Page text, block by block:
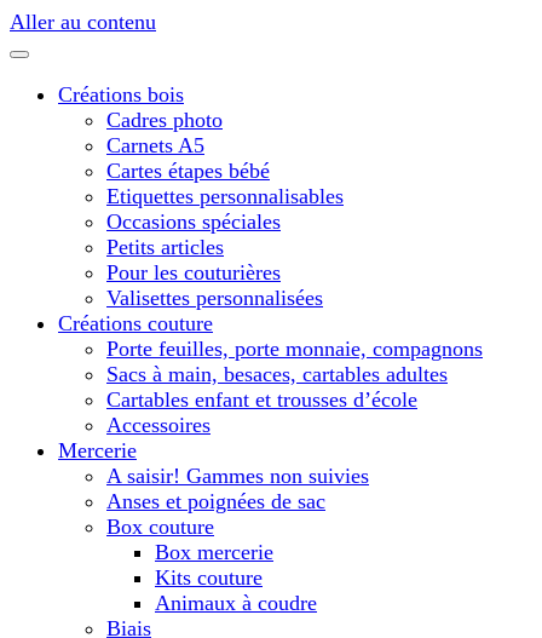
Aller au contenu
Créations bois
Cadres photo
Carnets A5
Cartes étapes bébé
Etiquettes personnalisables
Occasions spéciales
Petits articles
Pour les couturières
Valisettes personnalisées
Créations couture
Porte feuilles, porte monnaie, compagnons
Sacs à main, besaces, cartables adultes
Cartables enfant et trousses d’école
Accessoires
Mercerie
A saisir! Gammes non suivies
Anses et poignées de sac
Box couture
Box mercerie
Kits couture
Animaux à coudre
Biais